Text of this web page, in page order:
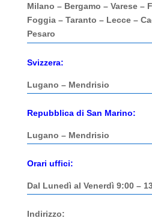
Milano – Bergamo – Varese –
Foggia – Taranto – Lecce –
Pesaro
Svizzera:
Lugano – Mendrisio
Repubblica di San Marino:
Lugano – Mendrisio
Orari uffici:
Dal Lunedì al Venerdì 9:00 –
Indirizzo: